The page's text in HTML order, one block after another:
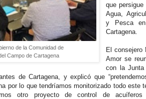
de la Comunidad de
Campo de Cartagena
que
Agua,
y Pesca
Cartagena.
El consejero
Amor se
con la Junta
de Cartagena, y explicó que
por lo que tendríamos monitorizado todo este
otro proyecto de control de acuíferos